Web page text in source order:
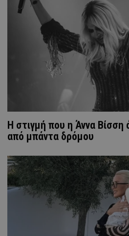
H στιγμή που η Άννα Βίσση
από μπάντα δρόμου